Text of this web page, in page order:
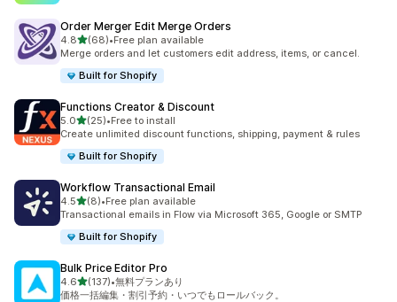
Order Merger Edit Merge Orders
4.85つ星中
(68)
合計レビュー数：68件
•Free plan available
Merge orders and let customers edit address, items, or cancel.
Built for Shopify
Functions Creator & Discount
5.05つ星中
(25)
合計レビュー数：25件
•Free to install
Create unlimited discount functions, shipping, payment & rules
Built for Shopify
Workflow Transactional Email
4.55つ星中
(8)
合計レビュー数：8件
•Free plan available
Transactional emails in Flow via Microsoft 365, Google or SMTP
Built for Shopify
Bulk Price Editor Pro
4.65つ星中
(137)
合計レビュー数：137件
•無料プランあり
価格一括編集・割引予約・いつでもロールバック。